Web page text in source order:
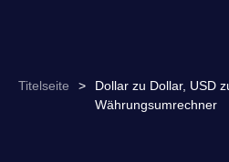
Titelseite >
Dollar zu Dollar, USD
Währungsumrechner